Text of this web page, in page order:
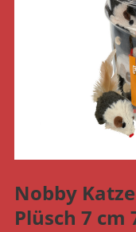
Nobby
Plüsch 7 cm